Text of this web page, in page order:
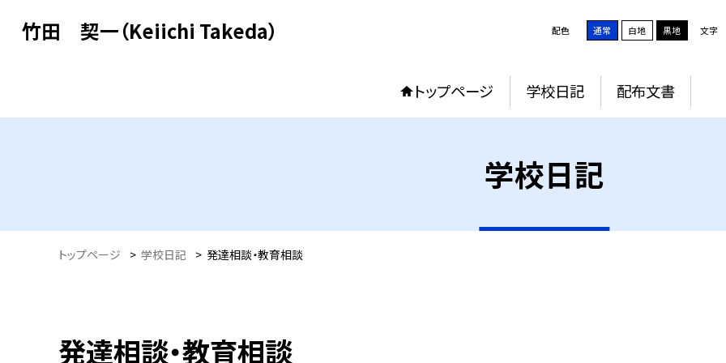
竹田 契一（Keiichi Takeda） 配色 通常 白地 黒地 文字
トップページ 学校日記 配布文書
学校日記
トップページ > 学校日記 > 発達相談・教育相談
発達相談・教育相談